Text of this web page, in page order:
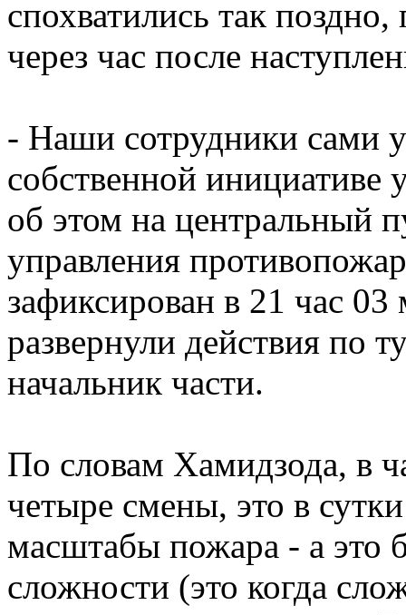
спохватились так
через час после
- Наши сотрудники сами
собственной
об этом на центральный
управления
зафиксирован в 21 час
развернули действия по
начальник части.
По словам Хамидзода, в
четыре смены, это в
масштабы пожара - а это
сложности (это когда